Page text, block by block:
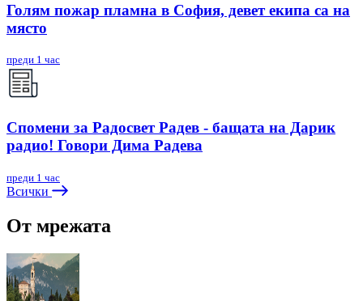
Голям пожар пламна в София, девет екипа са на
място
преди 1 час
Спомени за Радосвет Радев - бащата на Дарик
радио! Говори Дима Радева
преди 1 час
Всички
От мрежата